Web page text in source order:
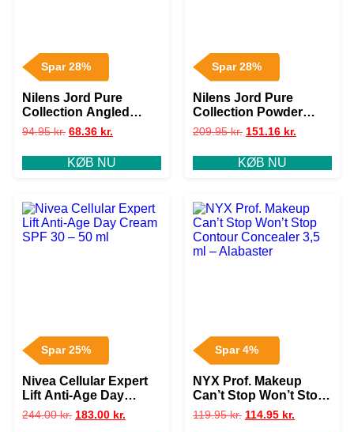
Spar 28%
Nilens Jord Pure
Collection Angled
Brush No. 884
94.95kr. 68.36 kr.
KØB NU
Spar 28%
Nilens Jord Pure
Collection Powder
Brush No. 182
209.95kr. 151.16 kr.
KØB NU
Spar 25%
Nivea Cellular Expert
Lift Anti-Age Day
Cream SPF 30 – 50 ml
244.00kr. 183.00 kr.
Spar 4%
NYX Prof. Makeup
Can’t Stop Won’t Stop
Contour Concealer 3,5
ml – Alabaster
119.95kr. 114.95 kr.